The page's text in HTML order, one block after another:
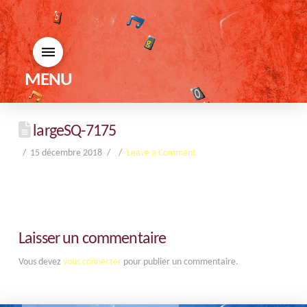
MENU
largeSQ-7175
15 décembre 2018 Leave a Comment
Laisser un commentaire
Vous devez vous connecterpour publier un commentaire.